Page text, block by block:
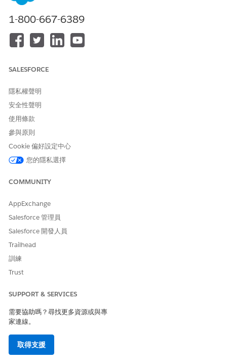
Government
Cloud Plus
。請連
絡您的 Salesforce
作區域。歐盟運作
供應項目，提供增
強層級的資料落地
承諾。根據標準產
品條款和條件,歐盟
的組織不屬於歐盟
OZ。
備註
道的品質涵蓋範圍,並允許子標準變更在整個階段進行。
從「管道」檢視中,選取「
在階段卡片上,找到您要移除的測試套件。
從測試套件旁的下拉式清單中,按一下「
測試套件會從階段中移除,且不會在該階段事件期間再執行。
1-800-667-6389
SALESFORCE
隱私權聲明
安全性聲明
使用條款
參與原則
Cookie 偏好設定中心
您的隱私選擇
COMMUNITY
AppExchange
Salesforce 管理員
Salesforce 開發人員
Trailhead
訓練
Trust
SUPPORT & SERVICES
需要協助嗎？尋找更多資源或與專
家連線。
取得支援